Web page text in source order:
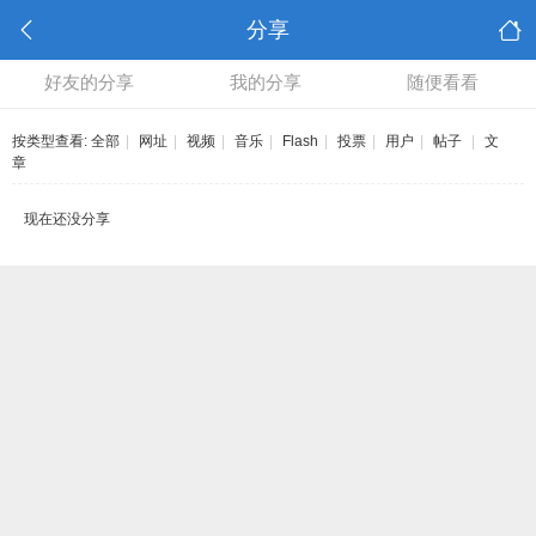
分享
好友的分享 我的分享 随便看看
按类型查看: 全部 网址 视频 音乐 Flash 投票 用户 帖子
文
章
现在还没分享